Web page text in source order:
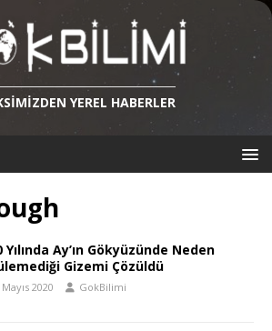
YEREL HABERLER
Yılında Ay’ın Gökyüzünde Neden
Gizemi Çözüldü
2020 GokBilimi